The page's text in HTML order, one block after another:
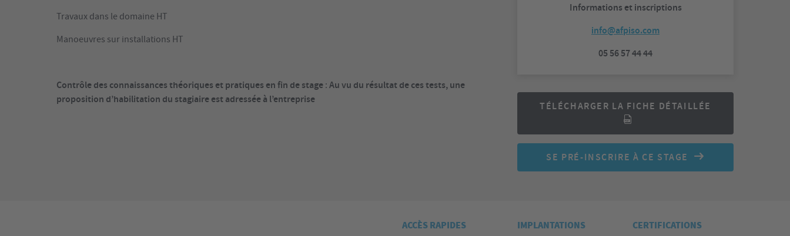
Travaux dans le domaine HT
Manoeuvres sur installations HT
Contrôle des connaissances théoriques et pratiques en fin de stage : Au vu du résultat de ces tests, une
proposition d’habilitation du stagiaire est adressée à l’entreprise
Informations et inscriptions
info@afpiso.com
05 56 57 44 44
TÉLÉCHARGER LA FICHE DÉTAILLÉE
SE PRÉ-INSCRIRE À CE STAGE
ACCÈS RAPIDES IMPLANTATIONS CERTIFICATIONS